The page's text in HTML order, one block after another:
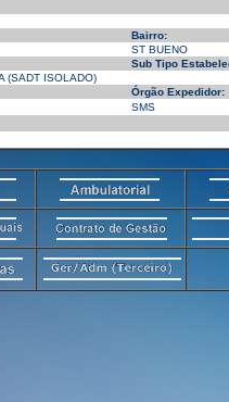
Bairro:
ST BUENO
Sub Tipo
(SADT ISOLADO)
Órgão Expedidor:
SMS